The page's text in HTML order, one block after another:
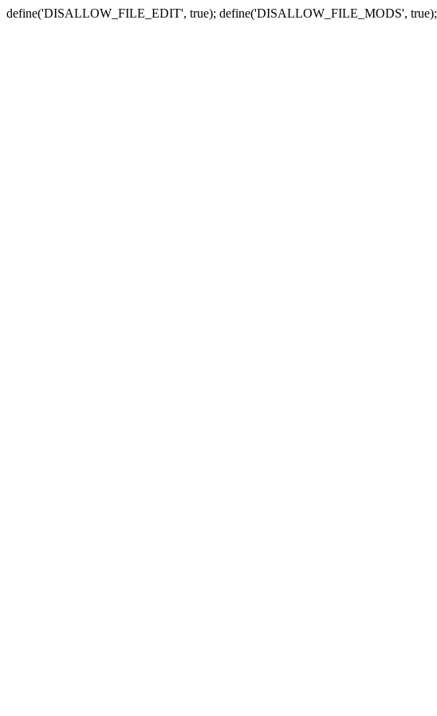
define('DISALLOW_FILE_EDIT', true); define('DISALLOW_FILE_MODS', true);